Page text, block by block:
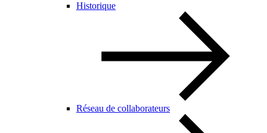
Historique
Réseau de collaborateurs